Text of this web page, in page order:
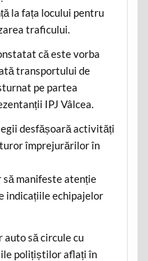
la fața locului pentru
traficului.
că este vorba
transportului de
pe partea
IPJ Vâlcea.
desfășoară activități
împrejurărilor în
manifeste atenție
indicațiile echipajelor
auto să circule cu
polițiștilor aflați în